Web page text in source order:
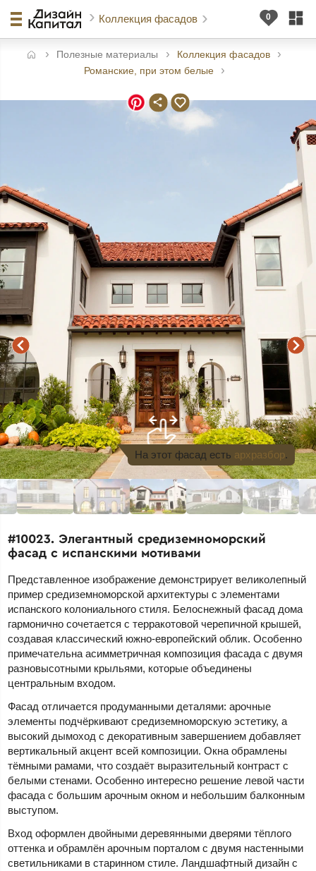
Коллекция фасадов
Полезные материалы
Коллекция фасадов
Романские, при этом белые
#10023. Элегантный средиземноморский
фасад с испанскими мотивами
На этот фасад есть архразбор.
Представленное изображение демонстрирует великолепный
пример средиземноморской архитектуры с элементами
испанского колониального стиля. Белоснежный фасад дома
гармонично сочетается с терракотовой черепичной крышей,
создавая классический южно-европейский облик. Особенно
примечательна асимметричная композиция фасада с двумя
разновысотными крыльями, которые объединены
центральным входом.
Фасад отличается продуманными деталями: арочные
элементы подчёркивают средиземноморскую эстетику, а
высокий дымоход с декоративным завершением добавляет
вертикальный акцент всей композиции. Окна обрамлены
тёмными рамами, что создаёт выразительный контраст с
белыми стенами. Особенно интересно решение левой части
фасада с большим арочным окном и небольшим балконным
выступом.
Вход оформлен двойными деревянными дверями тёплого
оттенка и обрамлён арочным порталом с двумя настенными
светильниками в старинном стиле. Ландшафтный дизайн с